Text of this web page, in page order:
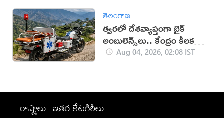
తెలంగాణ
త్వరలో దేశవ్యాప్తంగా బైక్
అంబులెన్స్‌లు.. కేంద్రం కీలక
నిర్ణయం!
Aug 04, 2026, 02:08 IST
రాష్ట్రాలు ఇతర కేటగిరీలు